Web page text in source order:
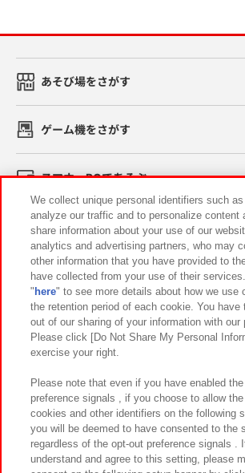
あそび場をさがす
ゲーム機をさがす
スマホ・PCであそぶ
イベント・キャンペーン
関連会社 サステナビリティ サ
プライバシーポリシー ウェブアクセシビリ
お取引先さまとともに
カスタマーハラスメント対応方針 よくあるご
We collect unique personal identifiers such
analyze our traffic and to personalize content
share information about your use of our
analytics and advertising partners, who may
other information that you have provided to
have collected from your use of their
" here" to see more details about how we use
the retention period of each cookie. You have
out of our sharing of your information with our
Please click [Do Not Share My Personal
exercise your right.
Please note that even if you have enabled
preference signals , if you choose to allow
cookies and other identifiers on the following
you will be deemed to have consented to the
regardless of the opt-out preference signals .
understand and agree to this setting, please